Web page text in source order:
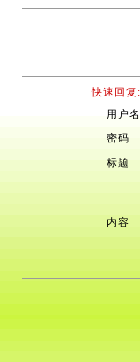
快速回复:
用户名
密码
标题
内容